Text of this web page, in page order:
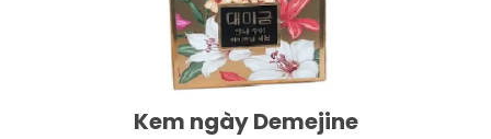
Kem ngày Demejine